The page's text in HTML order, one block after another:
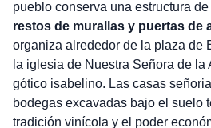
pueblo conserva una estructura
restos de murallas y puertas de
organiza alrededor de la plaza de
la iglesia de Nuestra Señora de la
gótico isabelino. Las casas
bodegas excavadas bajo el suelo
tradición vinícola y el poder